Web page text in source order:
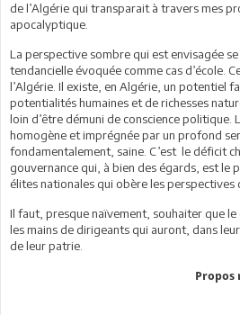
de l’Algérie qui transparait à travers mes
apocalyptique.
La perspective sombre qui est envisagée
tendancielle évoquée comme cas d’école.
l’Algérie. Il existe, en Algérie, un potentiel
potentialités humaines et de richesses
loin d’être démuni de conscience politique.
homogène et imprégnée par un profond
fondamentalement, saine. C’est le déficit
gouvernance qui, à bien des égards, est le
élites nationales qui obère les perspectives
Il faut, presque naïvement, souhaiter que
les mains de dirigeants qui auront, dans
de leur patrie.
Propos